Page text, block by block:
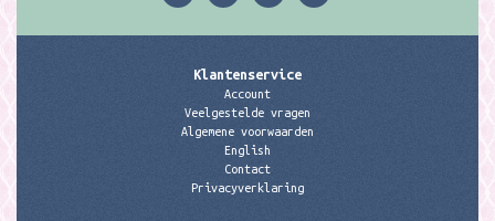
Klantenservice
Account
Veelgestelde vragen
Algemene voorwaarden
English
Contact
Privacyverklaring